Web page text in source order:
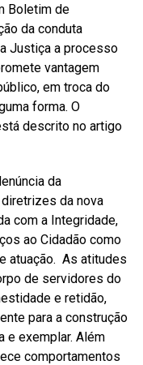
Boletim de
da conduta
Justiça a processo
vantagem
em troca do
forma. O
descrito no artigo
da
da nova
com a Integridade,
ao Cidadão como
atuação. As atitudes
de servidores do
e retidão,
para a construção
e exemplar. Além
comportamentos